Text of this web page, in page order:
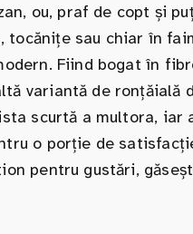
ou, praf de copt și
tocănițe sau chiar în
Fiind bogat în
variantă de ronțăială
scurtă a multora, iar
o porție de
pentru gustări,